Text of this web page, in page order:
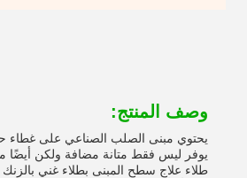
وصف المنتج:
يحتوي مبنى الصلب الصناعي على غطاء
يوفر ليس فقط متانة مضافة ولكن أيضًا
طلاء علاج سطح المبنى بطلاء غني